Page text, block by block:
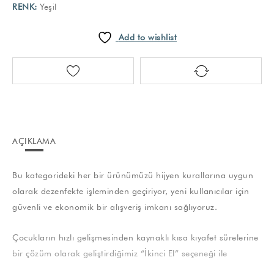
RENK: Yeşil
Add to wishlist
AÇIKLAMA
Bu kategorideki her bir ürünümüzü hijyen kurallarına uygun
olarak dezenfekte işleminden geçiriyor, yeni kullanıcılar için
güvenli ve ekonomik bir alışveriş imkanı sağlıyoruz.
Çocukların hızlı gelişmesinden kaynaklı kısa kıyafet sürelerine
bir çözüm olarak geliştirdiğimiz “İkinci El” seçeneği ile